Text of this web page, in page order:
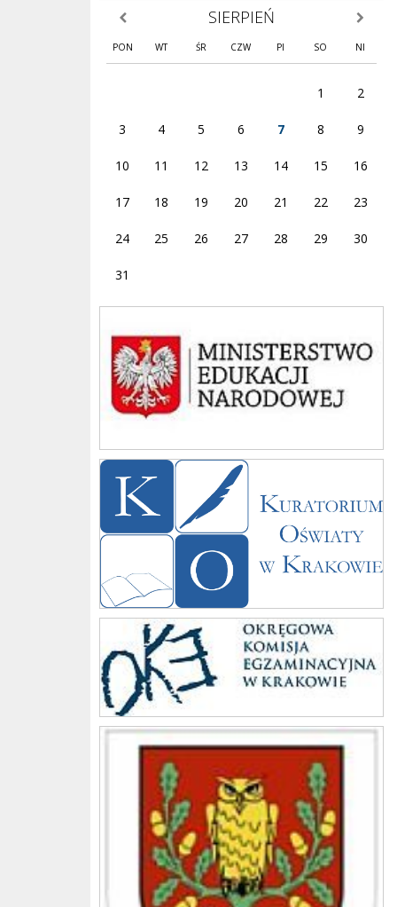
poprzedni miesiąc SIERPIEŃ
PON WT ŚR CZW PI SO NI
1 2
3 4 5 6 7 8 9
10 11 12 13 14 15 16
17 18 19 20 21 22 23
24 25 26 27 28 29 30
31
Ministerstwo
Kuratorium
Komisja
Gmina